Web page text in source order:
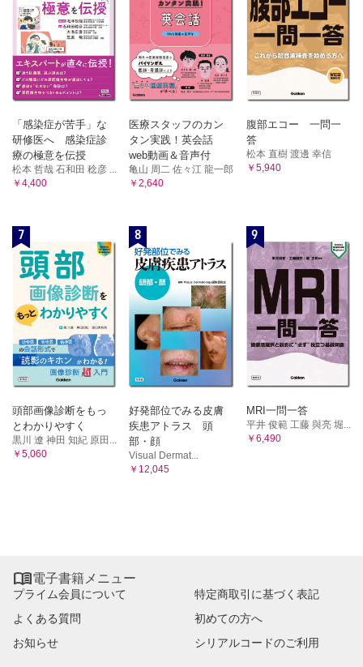
「感染症が苦手」な
研修医へ 感染症診
療の極意を伝授
松本 哲哉 石和田 稔彦 ...
￥4,400
医療スタッフのカン
タン実践！英会話
web動画＆音声付
亀山 周二 佐々江 龍一郎
￥2,640
腹部エコー 一問一
答
松本 直樹 渡邊 幸信
￥5,940
7
頭部画像診断をもっ
とわかりやすく
黒川 遼 神田 知紀 原田...
￥5,060
8
好発部位でみる皮膚
疾患アトラス 頭
部・顔
Visual Dermat...
￥12,045
9
MRI一問一答
平井 俊範 工藤 與亮 堀...
￥6,490
電子書籍メニュー
プライム会員について
特定商取引に基づく表記
よくある質問
初めての方へ
お知らせ
シリアルコードのご利用